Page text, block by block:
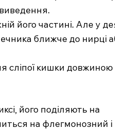
Company
Про нас
Мій акаунт
його частині. Але у
ближче до нирці
кишки довжиною
його поділяють на
на флегмонозний і